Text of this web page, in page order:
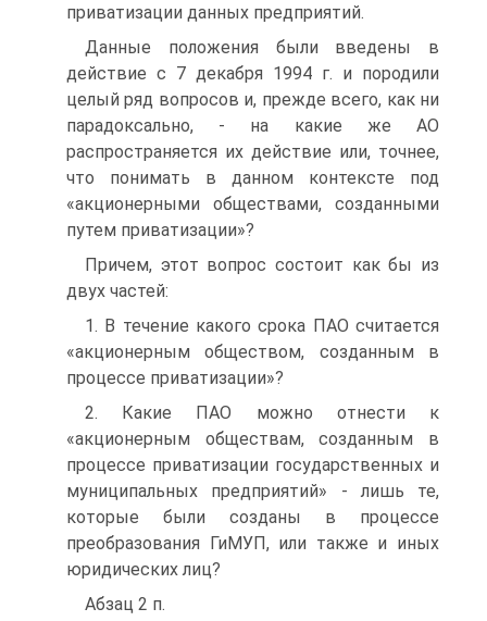
приватизации данных предприятий.
Данные положения были введены в
действие с 7 декабря 1994 г. и породили
целый ряд вопросов и, прежде всего, как ни
парадоксально, - на какие же АО
распространяется их действие или, точнее,
что понимать в данном контексте под
«акционерными обществами, созданными
путем приватизации»?
Причем, этот вопрос состоит как бы из
двух частей:
1. В течение какого срока ПАО считается
«акционерным обществом, созданным в
процессе приватизации»?
2. Какие ПАО можно отнести к
«акционерным обществам, созданным в
процессе приватизации государственных и
муниципальных предприятий» - лишь те,
которые были созданы в процессе
преобразования ГиМУП, или также и иных
юридических лиц?
Абзац 2 п.